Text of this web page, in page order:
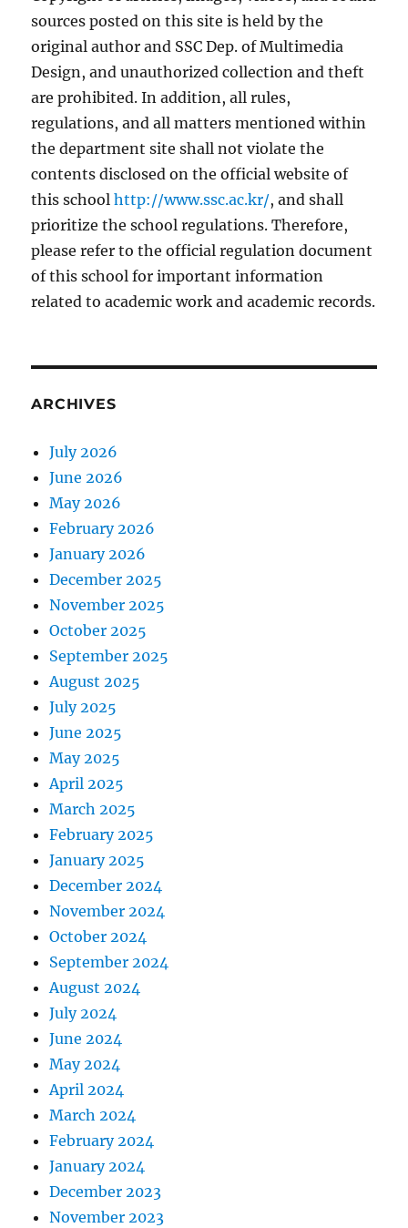
sources posted on this site is held by the
original author and SSC Dep. of Multimedia
Design, and unauthorized collection and theft
are prohibited. In addition, all rules,
regulations, and all matters mentioned within
the department site shall not violate the
contents disclosed on the official website of
this schoolhttp://www.ssc.ac.kr/, and shall
prioritize the school regulations. Therefore,
please refer to the official regulation document
of this school for important information
related to academic work and academic records.
ARCHIVES
July 2026
June 2026
May 2026
February 2026
January 2026
December 2025
November 2025
October 2025
September 2025
August 2025
July 2025
June 2025
May 2025
April 2025
March 2025
February 2025
January 2025
December 2024
November 2024
October 2024
September 2024
August 2024
July 2024
June 2024
May 2024
April 2024
March 2024
February 2024
January 2024
December 2023
November 2023